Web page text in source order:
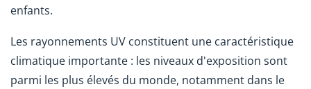
enfants.
Les rayonnements UV constituent une caractéristique
climatique importante : les niveaux d'exposition sont
parmi les plus élevés du monde, notamment dans le